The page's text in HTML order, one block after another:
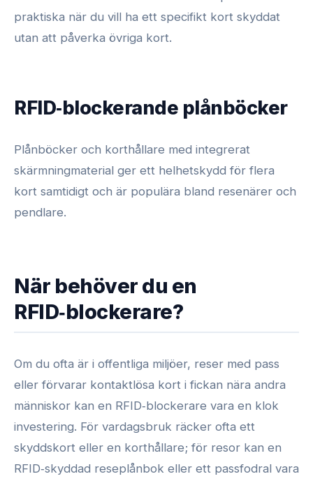
praktiska när du vill ha ett specifikt kort skyddat
utan att påverka övriga kort.
RFID‑blockerande plånböcker
Plånböcker och korthållare med integrerat
skärmningmaterial ger ett helhetskydd för flera
kort samtidigt och är populära bland resenärer och
pendlare.
När behöver du en
RFID‑blockerare?
Om du ofta är i offentliga miljöer, reser med pass
eller förvarar kontaktlösa kort i fickan nära andra
människor kan en RFID‑blockerare vara en klok
investering. För vardagsbruk räcker ofta ett
skyddskort eller en korthållare; för resor kan en
RFID‑skyddad reseplånbok eller ett passfodral vara